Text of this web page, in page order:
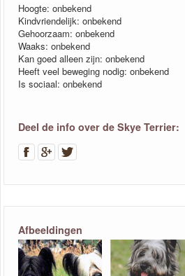
Hoogte: onbekend
Kindvriendelijk: onbekend
Gehoorzaam: onbekend
Waaks: onbekend
Kan goed alleen zijn: onbekend
Heeft veel beweging nodig: onbekend
Is sociaal: onbekend
Deel de info over de Skye Terrier:
Afbeeldingen